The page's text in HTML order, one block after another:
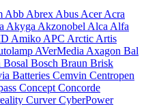
Abb Abrex Abus AcerAcra
Akyga Akzonobel Alca Alfa
Amiko APC Arctic Artis
AVerMedia Axagon Bal
Bosal Bosch Braun Brisk
Batteries Cemvin Centropen
Concept Concorde
CurverCyberPower